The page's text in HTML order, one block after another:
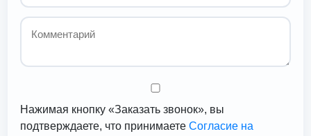
Нажимая кнопку «Заказать звонок», вы
подтверждаете, что принимаетеСогласие на